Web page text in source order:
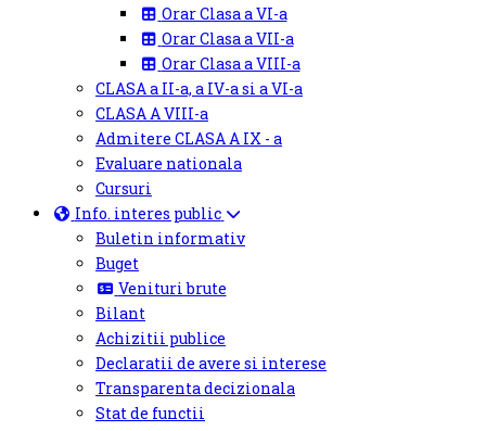
Orar Clasa a VI-a
Orar Clasa a VII-a
Orar Clasa a VIII-a
CLASA a II-a, a IV-a si a VI-a
CLASA A VIII-a
Admitere CLASA A IX - a
Evaluare nationala
Cursuri
Info. interes public
Buletin informativ
Buget
Venituri brute
Bilant
Achizitii publice
Declaratii de avere si interese
Transparenta decizionala
Stat de functii